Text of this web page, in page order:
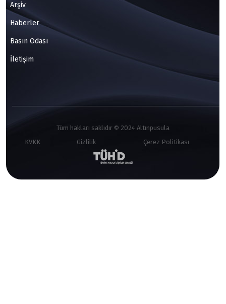
Arşiv
Haberler
Basın Odası
İletişim
Tüm hakları saklıdır © 2024 Altınpusula
KVKK
Gizlilik Çerez Politikası